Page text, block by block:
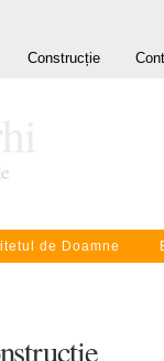
Construcție
de Doamne